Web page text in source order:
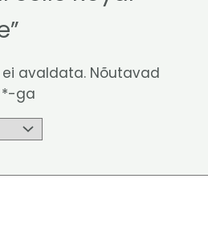
avaldata. Nõutavad
*-ga